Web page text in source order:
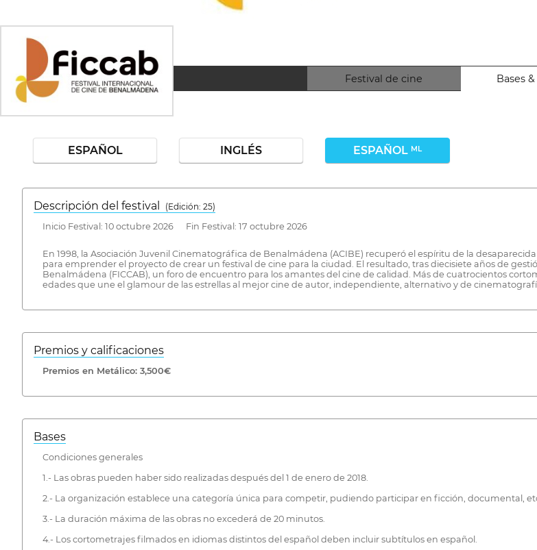
Festival de cine Bases
ESPAÑOL INGLÉS ESPAÑOL ML
Descripción del festival
( Edición: 25)
Inicio Festival: 10 octubre 2026 Fin Festival: 17 octubre 2026
En 1998, la Asociación Juvenil Cinematográfica de Benalmádena (ACIBE) recuperó el espíritu de la
para emprender el proyecto de crear un festival de cine para la ciudad. El resultado, tras diecisiete años de
Benalmádena (FICCAB), un foro de encuentro para los amantes del cine de calidad. Más de cuatrocientos
edades que une el glamour de las estrellas al mejor cine de autor, independiente, alternativo y de
Premios y calificaciones
Premios en Metálico: 3,500€
Bases
Condiciones generales
1.- Las obras pueden haber sido realizadas después del 1 de enero de 2018.
2.- La organización establece una categoría única para competir, pudiendo participar en ficción, documental,
3.- La duración máxima de las obras no excederá de 20 minutos.
4.- Los cortometrajes filmados en idiomas distintos del español deben incluir subtítulos en español.